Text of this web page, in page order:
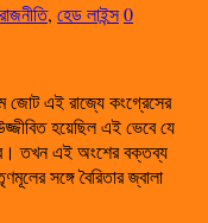
রাজনীতি, হেড লাইন্স0
জোট এই রাজ্যে কংগ্রেসের
হয়েছিল এই ভেবে যে
তখন এই অংশের বক্তব্য
সঙ্গে বৈরিতার জ্বালা